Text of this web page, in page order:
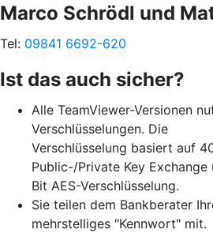
Marco Schrödl und
Tel: 09841 6692-620
Ist das auch sicher?
Alle TeamViewer-Versionen
Verschlüsselungen. Die
Verschlüsselung basiert auf
Public-/Private Key Exchange
Bit AES-Verschlüsselung.
Sie teilen dem Bankberater
mehrstelliges "Kennwort" mit.